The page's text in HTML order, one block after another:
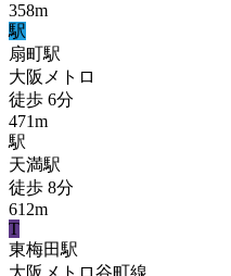
358m
駅
扇町駅
大阪メトロ
徒歩 6分
471m
駅
天満駅
徒歩 8分
612m
T
東梅田駅